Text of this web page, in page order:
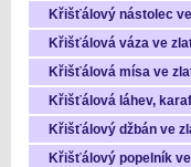
Křišťálový nástolec
Křišťálová váza ve
Křišťálová mísa ve
Křišťálová láhev,
Křišťálový džbán ve
Křišťálový popelník